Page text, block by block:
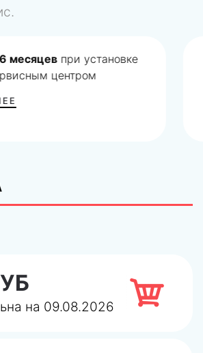
до любого пункта выдачи
на 09.08.2026